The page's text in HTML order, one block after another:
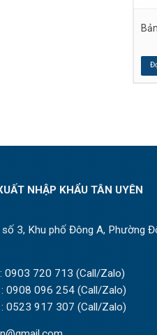
NHẬP KHẨU TÂN UYÊN
3, Khu phố Đông A, Phường
720 713 (Call/Zalo)
: 0908 096 254 (Call/Zalo)
: 0523 917 307 (Call/Zalo)